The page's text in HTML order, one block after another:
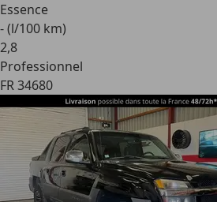
Essence
- (l/100 km)
2,8
Professionnel
FR 34680